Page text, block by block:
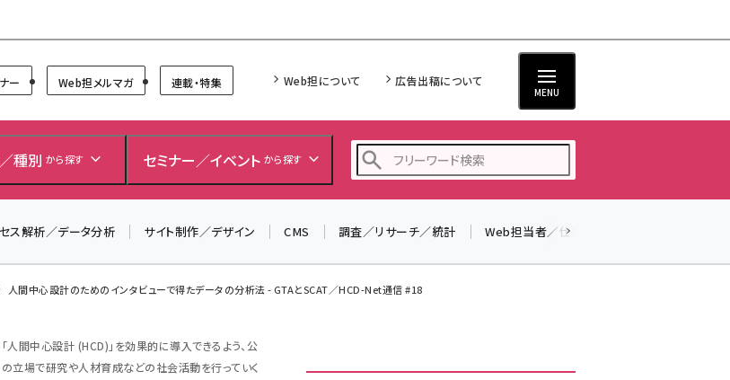
ー Web担メルマガ 連載・特集 Web担について 広告出稿について
MENU
種別 から探す セミナー／イベント から探す
ス解析／データ分析 サイト制作／デザイン CMS 調査／リサーチ／統計 Web担当者／仕事
人間中心設計のためのインタビューで得たデータの分析法 - GTAとSCAT／HCD-Net通信 #18
「人間中心設計 (HCD)」を効果的に導入できるよう、公
の立場で研究や人材育成などの社会活動を行っていく
開催、申し込み受付中！ ／
！
はこちらから▼